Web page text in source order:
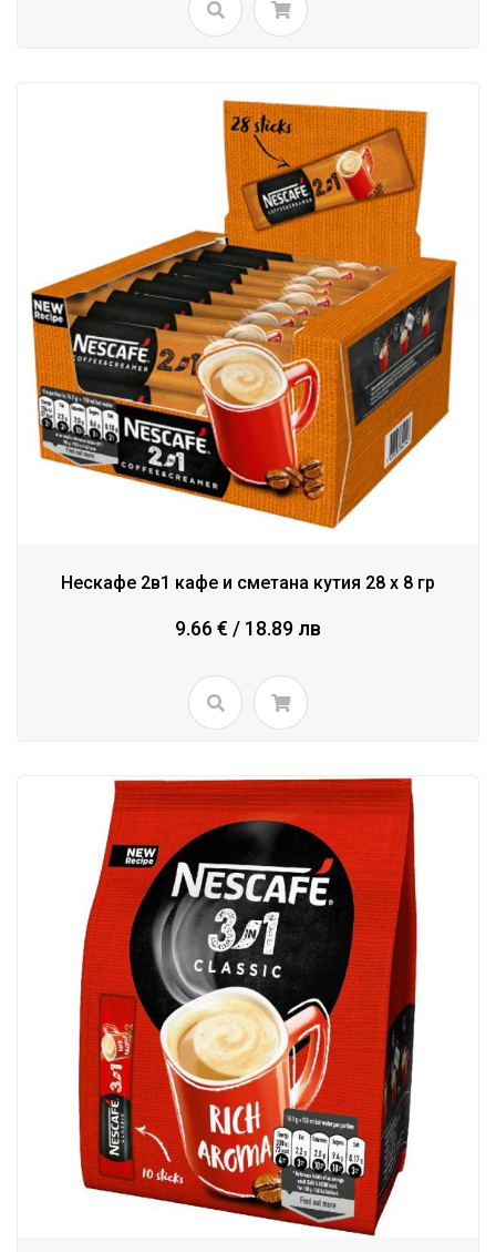
Нескафе 2в1 кафе и сметана кутия 28 x 8 гр
9.66 € / 18.89 лв